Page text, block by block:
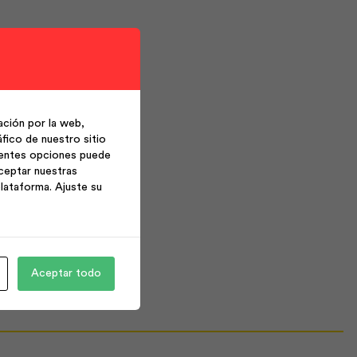
por la web,
de nuestro sitio
opciones puede
nuestras
Ajuste su
Aceptar todo